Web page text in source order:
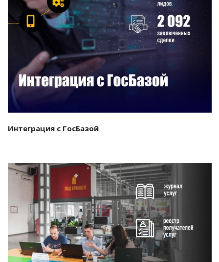
Смотреть проект
Интеграция с ГосБазой
Смотреть проект